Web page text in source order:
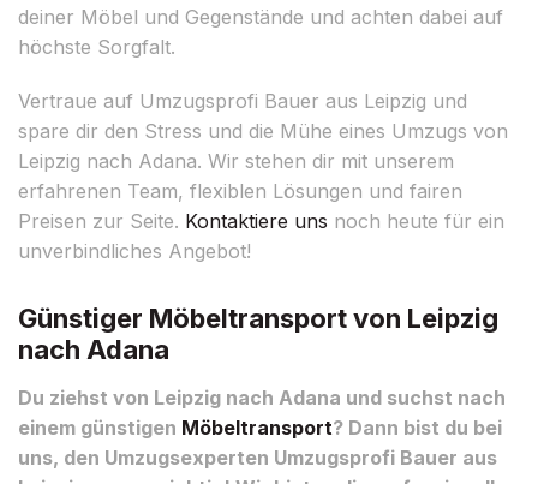
deiner Möbel und Gegenstände und achten dabei auf
höchste Sorgfalt.
Vertraue auf Umzugsprofi Bauer aus Leipzig und
spare dir den Stress und die Mühe eines Umzugs von
Leipzig nach Adana. Wir stehen dir mit unserem
erfahrenen Team, flexiblen Lösungen und fairen
Preisen zur Seite. Kontaktiere uns noch heute für ein
unverbindliches Angebot!
Günstiger Möbeltransport von Leipzig
nach Adana
Du ziehst von Leipzig nach Adana und suchst nach
einem günstigen Möbeltransport? Dann bist du bei
uns, den Umzugsexperten Umzugsprofi Bauer aus